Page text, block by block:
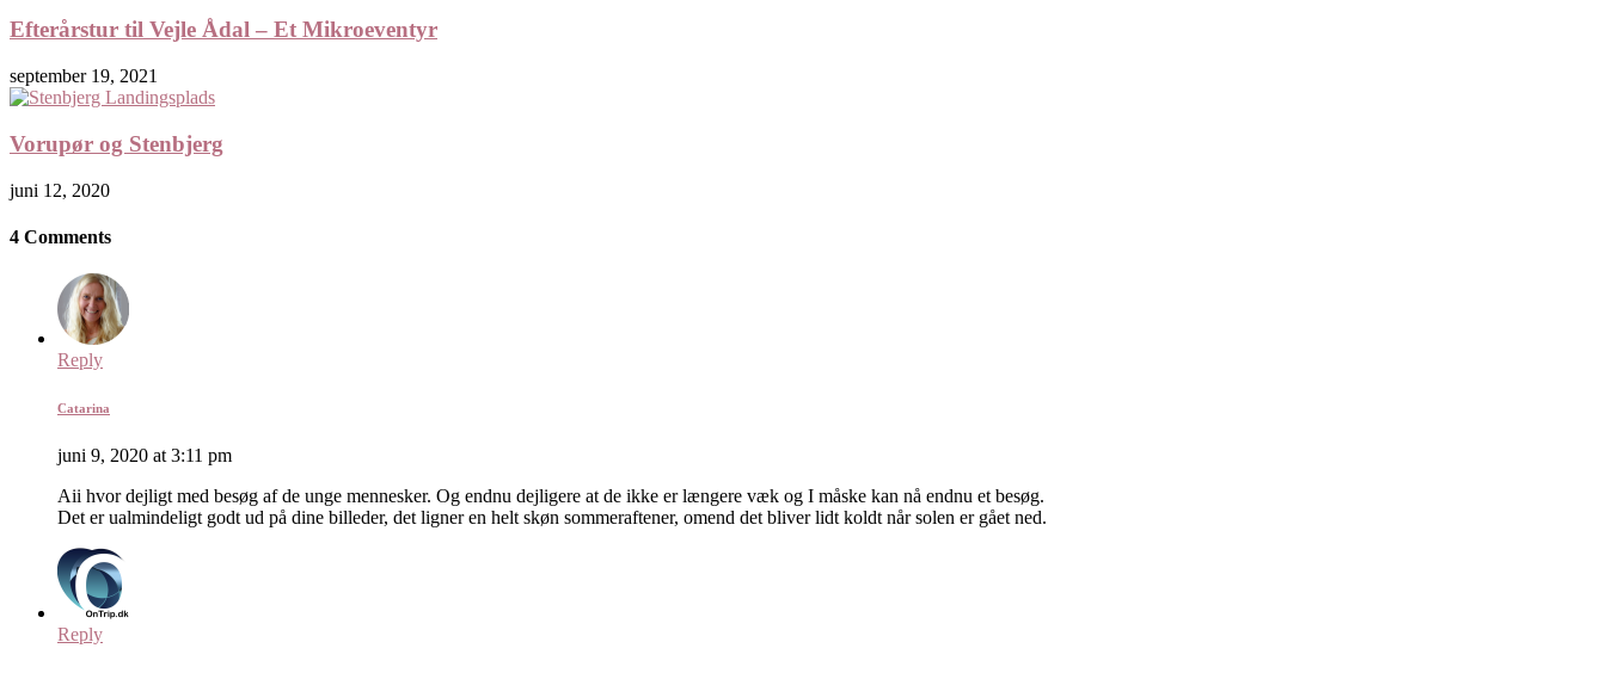
Efterårstur til Vejle Ådal – Et Mikroeventyr
september 19, 2021
Vorupør og Stenbjerg
juni 12, 2020
4 Comments
Reply
Catarina
juni 9, 2020 at 3:11 pm
Aii hvor dejligt med besøg af de unge mennesker. Og endnu dejligere at de ikke er længere væk og I måske kan nå endnu et besøg.
Det er ualmindeligt godt ud på dine billeder, det ligner en helt skøn sommeraftener, omend det bliver lidt koldt når solen er gået ned.
Reply